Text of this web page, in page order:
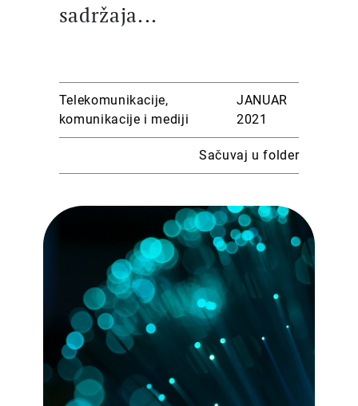
sadržaja...
Telekomunikacije,
komunikacije i mediji
JANUAR
2021
Sačuvaj u folder